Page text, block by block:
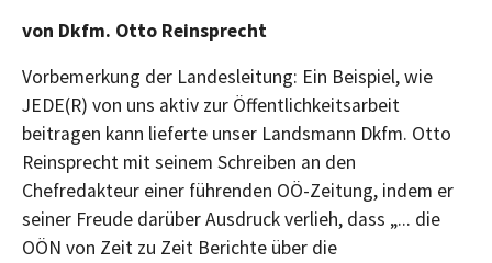
von Dkfm. Otto Reinsprecht
Vorbemerkung der Landesleitung: Ein Beispiel, wie
JEDE(R) von uns aktiv zur Öffentlichkeitsarbeit
beitragen kann lieferte unser Landsmann Dkfm. Otto
Reinsprecht mit seinem Schreiben an den
Chefredakteur einer führenden OÖ-Zeitung, indem er
seiner Freude darüber Ausdruck verlieh, dass „... die
OÖN von Zeit zu Zeit Berichte über die